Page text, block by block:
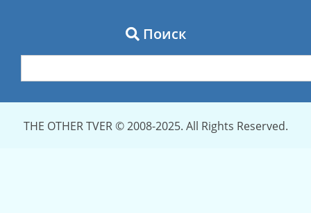
Поиск
THE OTHER TVER © 2008-2025. All Rights Reserved.